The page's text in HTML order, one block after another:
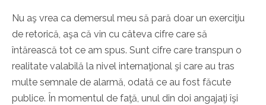
Nu aş vrea ca demersul meu să pară doar un exerciţiu
de retorică, aşa că vin cu câteva cifre care să
întărească tot ce am spus. Sunt cifre care transpun o
realitate valabilă la nivel internaţional şi care au tras
multe semnale de alarmă, odată ce au fost făcute
publice. În momentul de faţă, unul din doi angajaţi îşi